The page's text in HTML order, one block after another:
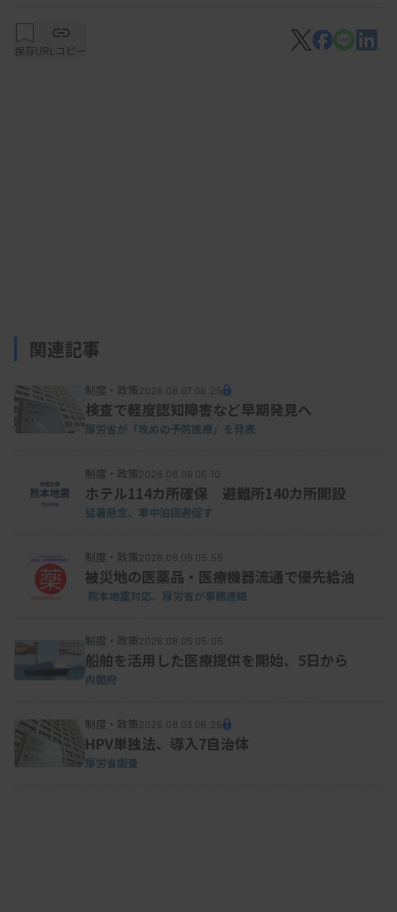
保存URLコピー
関連記事
制度・政策2026.08.07 06:25
検査で軽度認知障害など早期発見へ
厚労省が「攻めの予防医療」を発表
制度・政策2026.08.06 05:10
ホテル114カ所確保 避難所140カ所開設
猛暑懸念、車中泊回避促す
制度・政策2026.08.05 05:55
被災地の医薬品・医療機器流通で優先給油
熊本地震対応、厚労省が事務連絡
制度・政策2026.08.05 05:05
船舶を活用した医療提供を開始、5日から
内閣府
制度・政策2026.08.03 06:25
HPV単独法、導入7自治体
厚労省調査